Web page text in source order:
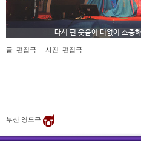
영도다리 이야기는 이제 축제로
영도다리 이야기는 이제 축제로 거듭난다.
다시 핀 웃음이 더없이 소중
다시 핀 웃음이 더없이 소중하다. (사진제
글 편집국 사진 편집국
부산 영도구